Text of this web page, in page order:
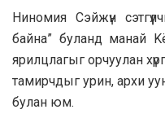
Hиномия Сэйжүн
байна” буланд манaй
ярилцлагыг орчуулан
тамирчдыг урин, apxи
булан юм.